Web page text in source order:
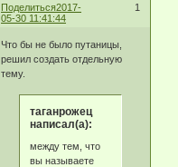
Поделиться 1
2017-
05-30 11:41:44
Что бы не было путаницы,
решил создать отдельную
тему.
таганрожец
написал(а):
между тем, что
вы называете